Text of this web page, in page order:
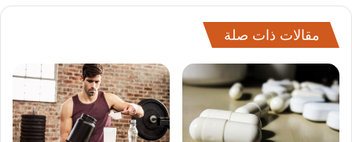
مقالات ذات صلة